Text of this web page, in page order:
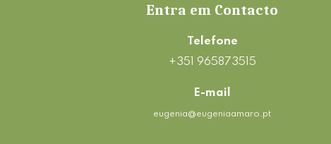
Entra em Contacto
Telefone
+351 965873515
E-mail
eugenia@eugeniaamaro.pt